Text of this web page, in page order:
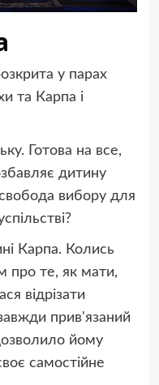
у парах
та Карпа і
Готова на все,
дитину
вибору для
Карпа. Колись
про те, як мати,
відрізати
прив'язаний
йому
самостійне